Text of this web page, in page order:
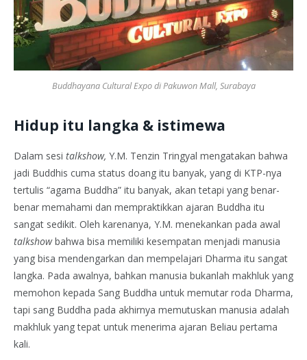
Buddhayana Cultural Expo di Pakuwon Mall, Surabaya
Hidup itu langka & istimewa
Dalam sesi talkshow, Y.M. Tenzin Tringyal mengatakan bahwa
jadi Buddhis cuma status doang itu banyak, yang di KTP-nya
tertulis “agama Buddha” itu banyak, akan tetapi yang benar-
benar memahami dan mempraktikkan ajaran Buddha itu
sangat sedikit. Oleh karenanya, Y.M. menekankan pada awal
talkshowbahwa bisa memiliki kesempatan menjadi manusia
yang bisa mendengarkan dan mempelajari Dharma itu sangat
langka. Pada awalnya, bahkan manusia bukanlah makhluk yang
memohon kepada Sang Buddha untuk memutar roda Dharma,
tapi sang Buddha pada akhirnya memutuskan manusia adalah
makhluk yang tepat untuk menerima ajaran Beliau pertama
kali.